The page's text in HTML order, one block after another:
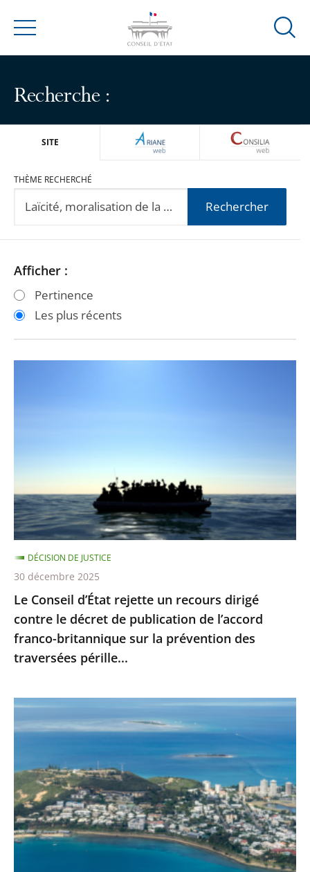
Menu
Ouvrir
Recherche :
SITE ARIANEWEB
THÈME RECHERCHÉ
Rechercher
Passer
les
filtres
Passer
les
filtres
Afficher :
Pertinence
Les plus récents
recours
contre
le
décret
de
publication
de
l’accord
franco-
britannique
la
prévention
des
pérille...
Le Conseil d’État rejette un recours dirigé
contre le décret de publication de l’accord
franco-britannique sur la prévention des
traversées pérille...
DÉCISION DE JUSTICE
30 décembre 2025
Nouvelle-
Calédonie
juge
administratif
n’est
pas